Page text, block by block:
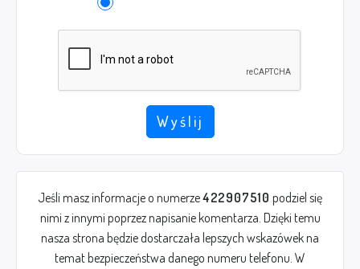
Wyślij
Jeśli masz informacje o numerze422907510 podziel się
nimi z innymi poprzez napisanie komentarza. Dzięki temu
nasza strona będzie dostarczała lepszych wskazówek na
temat bezpieczeństwa danego numeru telefonu. W